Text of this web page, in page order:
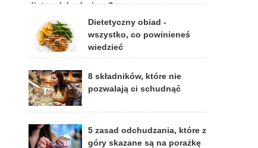
dieta odchudzająca?
Dietetyczny obiad -
wszystko, co powinieneś
wiedzieć
8 składników, które nie
pozwalają ci schudnąć
5 zasad odchudzania, które z
góry skazane są na porażkę